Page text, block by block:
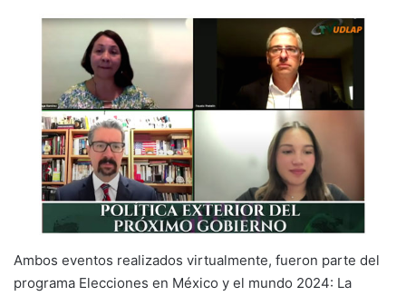
Ambos eventos realizados virtualmente, fueron parte del
programa Elecciones en México y el mundo 2024: La